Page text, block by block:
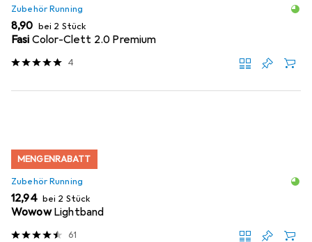
Zubehör Running
EUR
8,90 bei 2 Stück
Fasi Color-Clett 2.0 Premium
4
MENGENRABATT
Zubehör Running
EUR
12,94 bei 2 Stück
Wowow Lightband
61